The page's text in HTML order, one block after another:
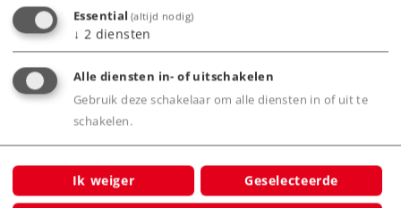
Leverbaar vanaf fabriek.
Online kopen
Spoor H0 Tijdperk III Reizigersrijtuigen
Essential (altijd nodig)
↓ 2 diensten
Alle diensten in- of uitschakelen
Gebruik deze schakelaar om alle diensten in of uit te
schakelen.
Ik weiger Geselecteerde